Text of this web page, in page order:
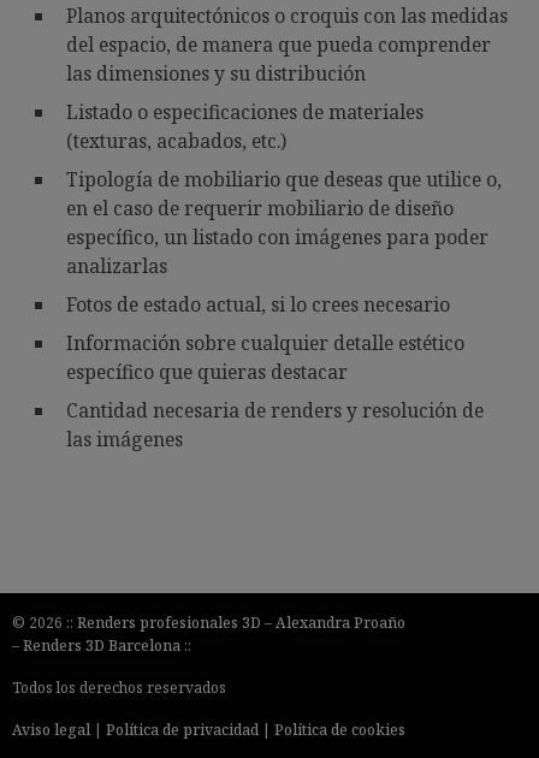
Planos arquitectónicos o croquis con las medidas
del espacio, de manera que pueda comprender
las dimensiones y su distribución
Listado o especificaciones de materiales
(texturas, acabados, etc.)
Tipología de mobiliario que deseas que utilice o,
en el caso de requerir mobiliario de diseño
específico, un listado con imágenes para poder
analizarlas
Fotos de estado actual, si lo crees necesario
Información sobre cualquier detalle estético
específico que quieras destacar
Cantidad necesaria de renders y resolución de
las imágenes
© 2026 :: Renders profesionales 3D –Alexandra Proaño
– Renders 3D Barcelona ::
Todos los derechos reservados
Aviso legal | Política de privacidad | Política de cookies